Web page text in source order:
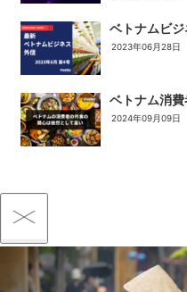
ベトナムビ
2023年06月28日
ベトナム消
2024年09月09日